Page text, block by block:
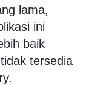
lama,
ini
baik
tersedia